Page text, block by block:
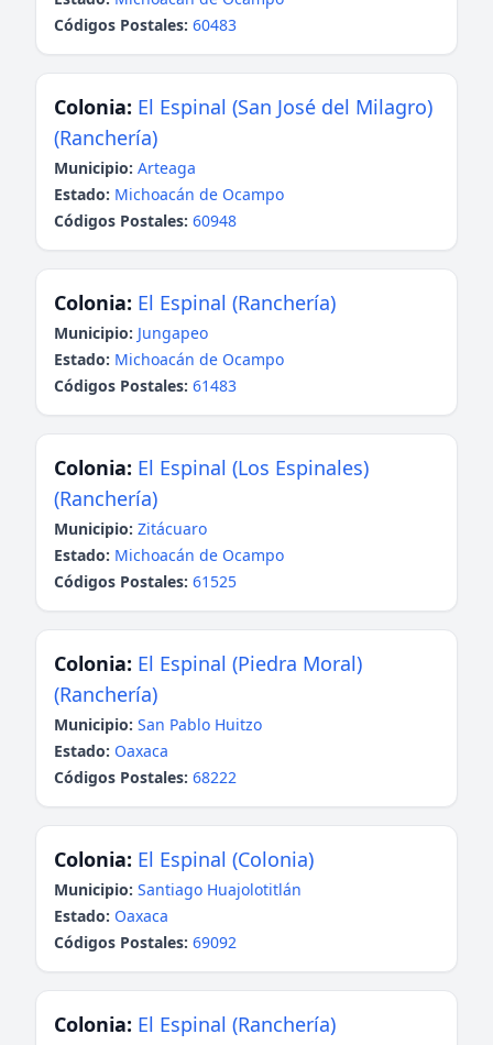
Códigos Postales: 60483
Colonia: El Espinal (San José del Milagro)
(Ranchería)
Municipio: Arteaga
Estado: Michoacán de Ocampo
Códigos Postales: 60948
Colonia: El Espinal (Ranchería)
Municipio: Jungapeo
Estado: Michoacán de Ocampo
Códigos Postales: 61483
Colonia: El Espinal (Los Espinales)
(Ranchería)
Municipio: Zitácuaro
Estado: Michoacán de Ocampo
Códigos Postales: 61525
Colonia: El Espinal (Piedra Moral)
(Ranchería)
Municipio: San Pablo Huitzo
Estado: Oaxaca
Códigos Postales: 68222
Colonia: El Espinal (Colonia)
Municipio: Santiago Huajolotitlán
Estado: Oaxaca
Códigos Postales: 69092
Colonia: El Espinal (Ranchería)